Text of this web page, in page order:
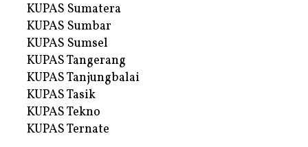
KUPAS Sumatera
KUPAS Sumbar
KUPAS Sumsel
KUPAS Tangerang
KUPAS Tanjungbalai
KUPAS Tasik
KUPAS Tekno
KUPAS Ternate